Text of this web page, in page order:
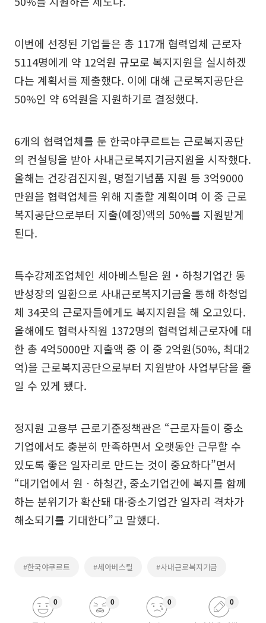
이번에 선정된 기업들은 총 117개 협력업체 근로자
5114명에게 약 12억원 규모로 복지지원을 실시하겠
다는 계획서를 제출했다. 이에 대해 근로복지공단은
50%인 약 6억원을 지원하기로 결정했다.
6개의 협력업체를 둔 한국야쿠르트는 근로복지공단
의 컨설팅을 받아 사내근로복지기금지원을 시작했다.
올해는 건강검진지원, 명절기념품 지원 등 3억9000
만원을 협력업체를 위해 지출할 계획이며 이 중 근로
복지공단으로부터 지출(예정)액의 50%를 지원받게
된다.
특수강제조업체인 세아베스틸은 원・하청기업간 동
반성장의 일환으로 사내근로복지기금을 통해 하청업
체 34곳의 근로자들에게도 복지지원을 해 오고있다.
올해에도 협력사직원 1372명의 협력업체근로자에 대
한 총 4억5000만 지출액 중 이 중 2억원(50%, 최대2
억)을 근로복지공단으로부터 지원받아 사업부담을 줄
일 수 있게 됐다.
정지원 고용부 근로기준정책관은 “근로자들이 중소
기업에서도 충분히 만족하면서 오랫동안 근무할 수
있도록 좋은 일자리로 만드는 것이 중요하다”면서
“대기업에서 원ㆍ하청간, 중소기업간에 복지를 함께
하는 분위기가 확산돼 대·중소기업간 일자리 격차가
해소되기를 기대한다”고 말했다.
#한국야쿠르트 #세아베스틸 #사내근로복지기금
0 0 0 0